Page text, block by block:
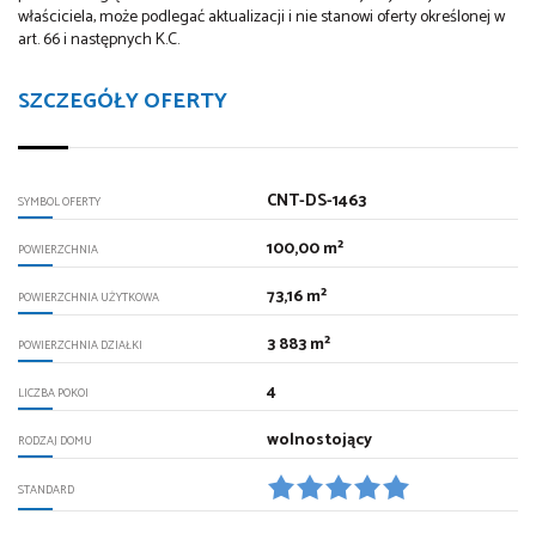
właściciela, może podlegać aktualizacji i nie stanowi oferty określonej w
art. 66 i następnych K.C.
SZCZEGÓŁY OFERTY
SYMBOL OFERTY CNT-DS-1463
POWIERZCHNIA 100,00 m²
POWIERZCHNIA UŻYTKOWA 73,16 m²
POWIERZCHNIA DZIAŁKI 3 883 m²
LICZBA POKOI 4
RODZAJ DOMU wolnostojący
STANDARD